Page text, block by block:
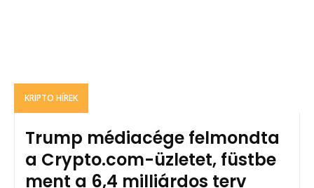
KRIPTO HÍREK
Trump médiacége felmondta
a Crypto.com-üzletet, füstbe
ment a 6,4 milliárdos terv